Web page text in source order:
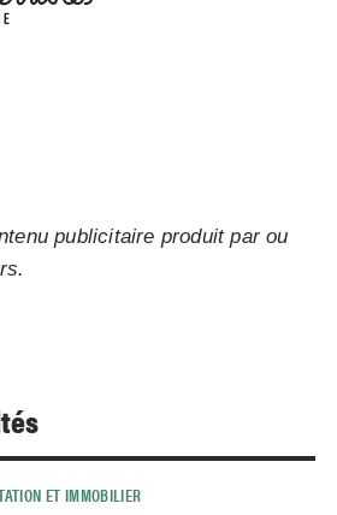
publicitaire produit par ou
ET IMMOBILIER